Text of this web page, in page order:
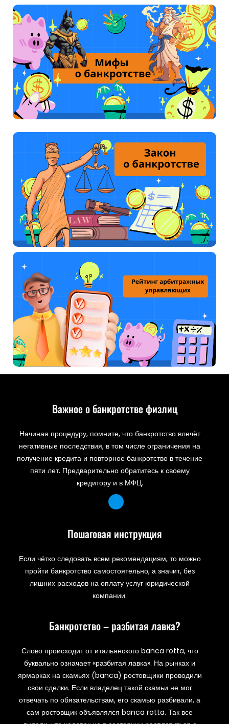
Важное о банкротстве физлиц
Начиная процедуру, помните, что банкротство влечёт
негативные последствия, в том числе ограничения на
получение кредита и повторное банкротство в течение
пяти лет. Предварительно обратитесь к своему
кредитору и в МФЦ.
Пошаговая инструкция
Если чётко следовать всем рекомендациям, то можно
пройти банкротство самостоятельно, а значит, без
лишних расходов на оплату услуг юридической
компании.
Банкротство – разбитая лавка?
Слово происходит от итальянского banca rotta, что
буквально означает «разбитая лавка». На рынках и
ярмарках на скамьях (banca) ростовщики проводили
свои сделки. Если владелец такой скамьи не мог
отвечать по обязательствам, его скамью разбивали, а
сам ростовщик объявлялся banca rotta. Так все